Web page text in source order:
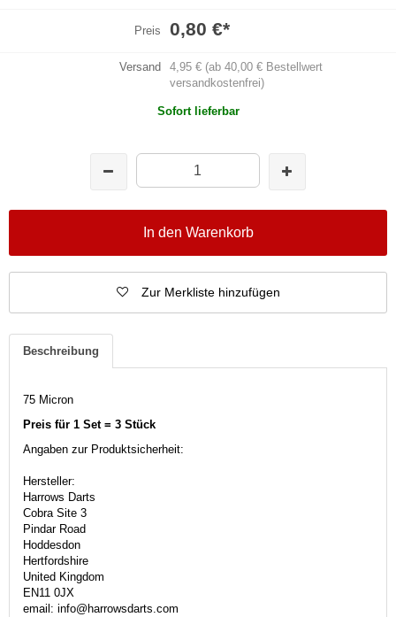
Preis 0,80 €*
Versand
4,95 € (ab 40,00 € Bestellwert
versandkostenfrei)
Sofort lieferbar
In den Warenkorb
Zur Merkliste hinzufügen
Beschreibung
75 Micron
Preis für 1 Set = 3 Stück
Angaben zur Produktsicherheit:
Hersteller:
Harrows Darts
Cobra Site 3
Pindar Road
Hoddesdon
Hertfordshire
United Kingdom
EN11 0JX
email: info@harrowsdarts.com